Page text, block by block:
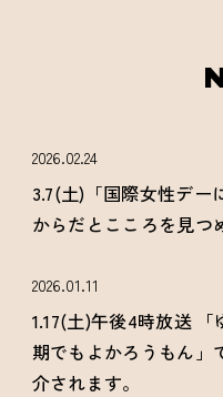
2026.02.24
3.7(土)「国際女性デー
からだとこころを見つ
2026.01.11
1.17(土)午後4時放送
期でもよかろうもん」
介されます。